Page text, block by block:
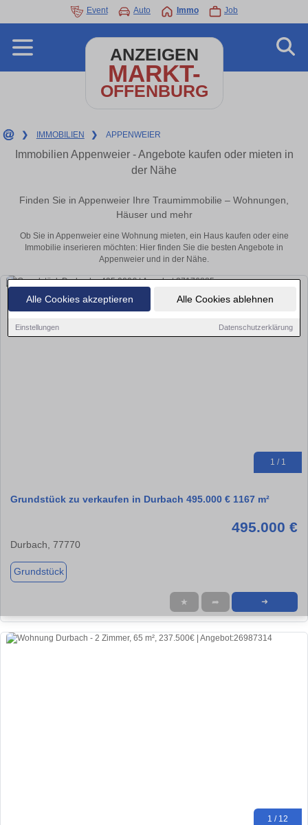
Alle Cookies akzeptieren Alle Cookies ablehnen
Einstellungen Datenschutzerklärung
Event Auto Immo Job
ANZEIGEN
MARKT-
OFFENBURG
❯ IMMOBILIEN ❯ APPENWEIER
Immobilien Appenweier - Angebote kaufen oder mieten in
der Nähe
Finden Sie in Appenweier Ihre Traumimmobilie – Wohnungen,
Häuser und mehr
Ob Sie in Appenweier eine Wohnung mieten, ein Haus kaufen oder eine
Immobilie inserieren möchten: Hier finden Sie die besten Angebote in
Appenweier und in der Nähe.
1 / 1
Grundstück zu verkaufen in Durbach 495.000 € 1167 m²
495.000 €
Durbach, 77770
Grundstück
★ ➦ ➜
1 / 12